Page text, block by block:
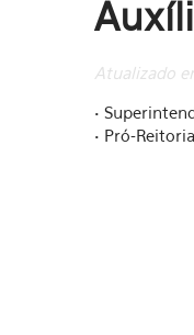
Atualizado
•
• Pró-